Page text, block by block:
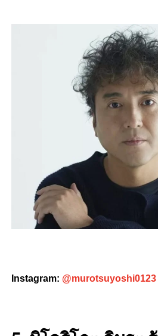
Instagram: @murotsuyoshi0123